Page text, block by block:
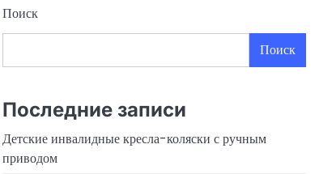
Поиск
Поиск
Последние записи
Детские инвалидные кресла-коляски с ручным
приводом